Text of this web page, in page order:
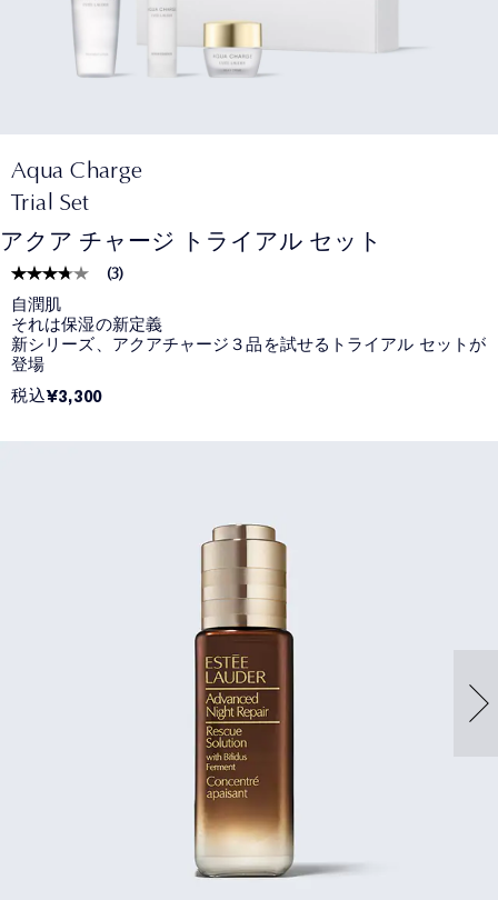
Aqua Charge
Trial Set
アクア チャージ トライアル セット
(3)
自潤肌
それは保湿の新定義
新シリーズ、アクアチャージ３品を試せるトライアル セットが
登場
税込¥3,300